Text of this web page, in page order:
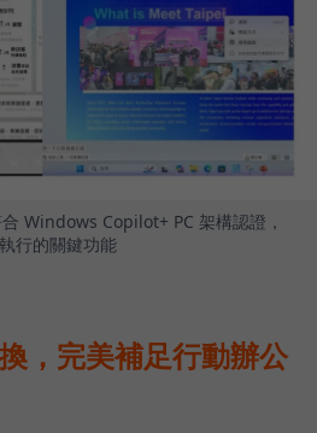
Windows Copilot+ PC 架構認證，
行的關鍵功能
，完美補足行動辦公